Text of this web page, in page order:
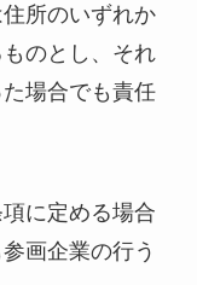
所のいずれか
のとし、それ
場合でも責任
に定める場合
画企業の行う